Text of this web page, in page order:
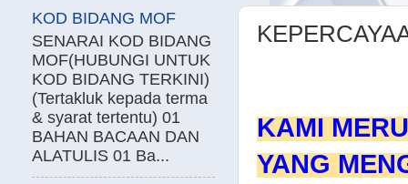
KAMI
YANG
KOD BIDANG MOF
SENARAI KOD BIDANG
MOF(HUBUNGI UNTUK
KOD BIDANG TERKINI)
(Tertakluk kepada terma
& syarat tertentu) 01
BAHAN BACAAN DAN
ALATULIS 01 Ba...